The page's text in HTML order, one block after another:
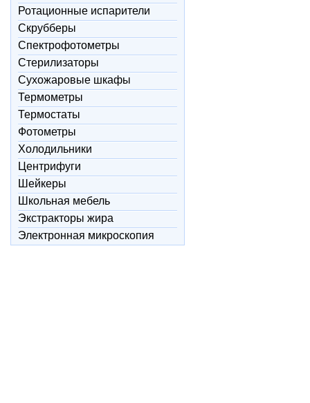
Ротационные испарители
Скрубберы
Спектрофотометры
Стерилизаторы
Сухожаровые шкафы
Термометры
Термостаты
Фотометры
Холодильники
Центрифуги
Шейкеры
Школьная мебель
Экстракторы жира
Электронная микроскопия